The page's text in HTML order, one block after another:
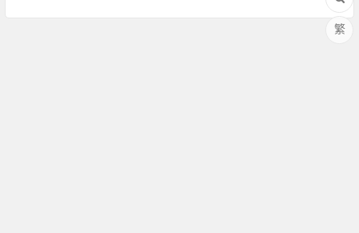
繁